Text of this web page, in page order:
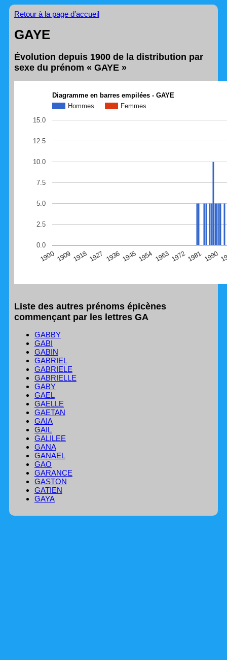
Retour à la page d’accueil
GAYE
Évolution depuis 1900 de la distribution par
sexe du prénom « GAYE »
Diagramme en barres empilées - GAYE
Hommes
Femmes
1900 1909 1918 1927 1936 1945 1954 1963 19721981 1990
0.0
2.5
5.0
7.5
10.0
12.5
15.0
navigateur Safari en ce moment)
Liste des autres prénoms épicènes
commençant par les lettres GA
GABBY
GABI
GABIN
GABRIEL
GABRIELE
GABRIELLE
GABY
GAEL
GAELLE
GAETAN
GAIA
GAIL
GALILEE
GANA
GANAEL
GAO
GARANCE
GASTON
GATIEN
GAYA